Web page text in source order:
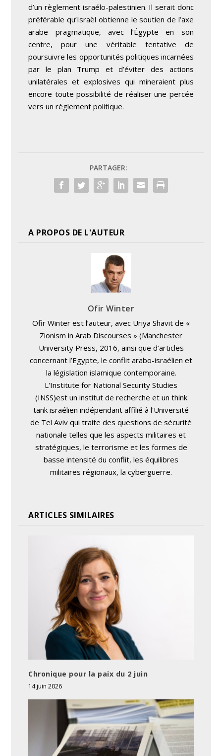
d’un règlement israélo-palestinien. Il serait donc
préférable qu’Israël obtienne le soutien de l’axe
arabe pragmatique, avec l’Égypte en son
centre, pour une véritable tentative de
poursuivre les opportunités politiques incarnées
par le plan Trump et d’éviter des actions
unilatérales et explosives qui mineraient plus
encore toute possibilité de réaliser une percée
vers un règlement politique.
PARTAGER:
A PROPOS DE L'AUTEUR
Ofir Winter
Ofir Winter est l’auteur, avec Uriya Shavit de «
Zionism in Arab Discourses » (Manchester
University Press, 2016, ainsi que d’articles
concernant l’Egypte, le conflit arabo-israélien et
la législation islamique contemporaine.
L'Institute for National Security Studies
(INSS)est un institut de recherche et un think
tank israélien indépendant affilié à l'Université
de Tel Aviv qui traite des questions de sécurité
nationale telles que les aspects militaires et
stratégiques, le terrorisme et les formes de
basse intensité du conflit, les équilibres
militaires régionaux, la cyberguerre.
ARTICLES SIMILAIRES
Chronique pour la paix du 2 juin
14 juin 2026